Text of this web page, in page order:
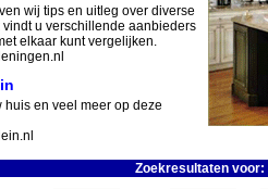
wij tips en uitleg over diverse
vindt u verschillende aanbieders
elkaar kunt vergelijken.
huis en veel meer op deze
Zoekresultaten